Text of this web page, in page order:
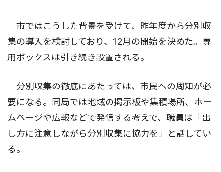
市ではこうした背景を受けて、昨年度から分別収
集の導入を検討しており、12月の開始を決めた。専
用ボックスは引き続き設置される。
分別収集の徹底にあたっては、市民への周知が必
要になる。同局では地域の掲示板や集積場所、ホー
ムページや広報などで発信する考えで、職員は「出
し方に注意しながら分別収集に協力を」と話してい
る。